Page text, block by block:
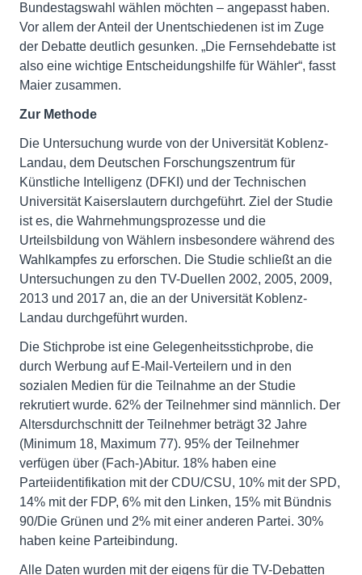
Bundestagswahl wählen möchten – angepasst haben.
Vor allem der Anteil der Unentschiedenen ist im Zuge
der Debatte deutlich gesunken. „Die Fernsehdebatte ist
also eine wichtige Entscheidungshilfe für Wähler“, fasst
Maier zusammen.
Zur Methode
Die Untersuchung wurde von der Universität Koblenz-
Landau, dem Deutschen Forschungszentrum für
Künstliche Intelligenz (DFKI) und der Technischen
Universität Kaiserslautern durchgeführt. Ziel der Studie
ist es, die Wahrnehmungsprozesse und die
Urteilsbildung von Wählern insbesondere während des
Wahlkampfes zu erforschen. Die Studie schließt an die
Untersuchungen zu den TV-Duellen 2002, 2005, 2009,
2013 und 2017 an, die an der Universität Koblenz-
Landau durchgeführt wurden.
Die Stichprobe ist eine Gelegenheitsstichprobe, die
durch Werbung auf E-Mail-Verteilern und in den
sozialen Medien für die Teilnahme an der Studie
rekrutiert wurde. 62% der Teilnehmer sind männlich. Der
Altersdurchschnitt der Teilnehmer beträgt 32 Jahre
(Minimum 18, Maximum 77). 95% der Teilnehmer
verfügen über (Fach-)Abitur. 18% haben eine
Parteiidentifikation mit der CDU/CSU, 10% mit der SPD,
14% mit der FDP, 6% mit den Linken, 15% mit Bündnis
90/Die Grünen und 2% mit einer anderen Partei. 30%
haben keine Parteibindung.
Alle Daten wurden mit der eigens für die TV-Debatten